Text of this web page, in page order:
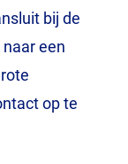
bij de
een
op te